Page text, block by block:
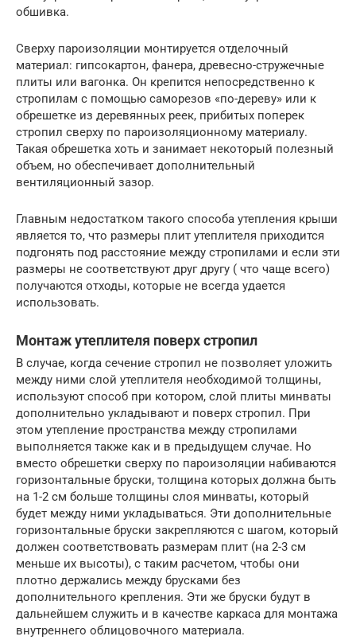
обшивка.
Сверху пароизоляции монтируется отделочный
материал: гипсокартон, фанера, древесно-стружечные
плиты или вагонка. Он крепится непосредственно к
стропилам с помощью саморезов «по-дереву» или к
обрешетке из деревянных реек, прибитых поперек
стропил сверху по пароизоляционному материалу.
Такая обрешетка хоть и занимает некоторый полезный
объем, но обеспечивает дополнительный
вентиляционный зазор.
Главным недостатком такого способа утепления крыши
является то, что размеры плит утеплителя приходится
подгонять под расстояние между стропилами и если эти
размеры не соответствуют друг другу ( что чаще всего)
получаются отходы, которые не всегда удается
использовать.
Монтаж утеплителя поверх стропил
В случае, когда сечение стропил не позволяет уложить
между ними слой утеплителя необходимой толщины,
используют способ при котором, слой плиты минваты
дополнительно укладывают и поверх стропил. При
этом утепление пространства между стропилами
выполняется также как и в предыдущем случае. Но
вместо обрешетки сверху по пароизоляции набиваются
горизонтальные бруски, толщина которых должна быть
на 1-2 см больше толщины слоя минваты, который
будет между ними укладываться. Эти дополнительные
горизонтальные бруски закрепляются с шагом, который
должен соответствовать размерам плит (на 2-3 см
меньше их высоты), с таким расчетом, чтобы они
плотно держались между брусками без
дополнительного крепления. Эти же бруски будут в
дальнейшем служить и в качестве каркаса для монтажа
внутреннего облицовочного материала.